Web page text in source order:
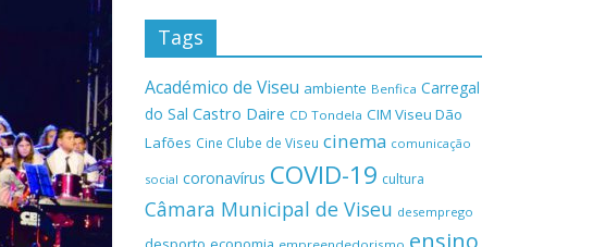
Tags
Académico de Viseu ambiente Benfica Carregal
do Sal Castro Daire CD Tondela CIM Viseu Dão
Lafões Cine Clube de Viseu cinema comunicação
social coronavírus COVID-19 cultura
Câmara Municipal de Viseu desemprego
empreendedorismo ensino